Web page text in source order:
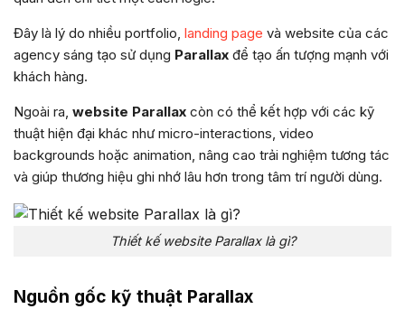
Đây là lý do nhiều portfolio, landing page và website của các
agency sáng tạo sử dụng Parallax để tạo ấn tượng mạnh với
khách hàng.
Ngoài ra, website Parallax còn có thể kết hợp với các kỹ
thuật hiện đại khác như micro-interactions, video
backgrounds hoặc animation, nâng cao trải nghiệm tương tác
và giúp thương hiệu ghi nhớ lâu hơn trong tâm trí người dùng.
Thiết kế website Parallax là gì?
Nguồn gốc kỹ thuật Parallax